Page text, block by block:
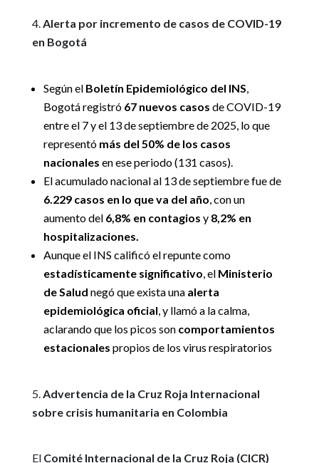
Alerta por incremento de casos de COVID-19
en Bogotá
Según el Boletín Epidemiológico del INS,
Bogotá registró 67 nuevos casos de COVID-19
entre el 7 y el 13 de septiembre de 2025, lo que
representó más del 50% de los casos
nacionales en ese periodo (131 casos).
El acumulado nacional al 13 de septiembre fue de
6.229 casos en lo que va del año, con un
aumento del 6,8% en contagios y 8,2% en
hospitalizaciones.
Aunque el INS calificó el repunte como
estadísticamente significativo, el Ministerio
de Salud negó que exista una alerta
epidemiológica oficial, y llamó a la calma,
aclarando que los picos son comportamientos
estacionales propios de los virus respiratorios
Advertencia de la Cruz Roja Internacional
sobre crisis humanitaria en Colombia
El Comité Internacional de la Cruz Roja (CICR)